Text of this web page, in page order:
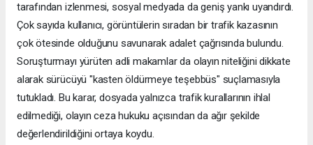
tarafından izlenmesi, sosyal medyada da geniş yankı uyandırdı.
Çok sayıda kullanıcı, görüntülerin sıradan bir trafik kazasının
çok ötesinde olduğunu savunarak adalet çağrısında bulundu.
Soruşturmayı yürüten adli makamlar da olayın niteliğini dikkate
alarak sürücüyü "kasten öldürmeye teşebbüs" suçlamasıyla
tutukladı. Bu karar, dosyada yalnızca trafik kurallarının ihlal
edilmediği, olayın ceza hukuku açısından da ağır şekilde
değerlendirildiğini ortaya koydu.